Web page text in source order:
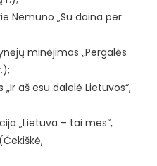
Nemuno „Su daina per
minėjimas „Pergalės
aš esu dalelė Lietuvos“,
„Lietuva – tai mes“,